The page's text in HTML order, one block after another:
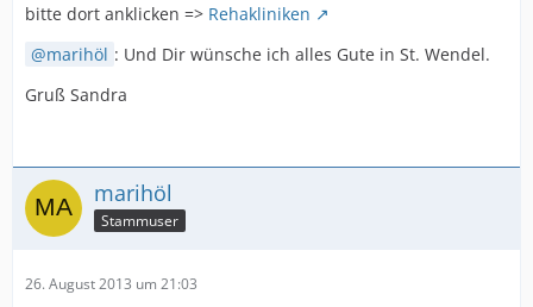
bitte dort anklicken => Rehakliniken
marihöl : Und Dir wünsche ich alles Gute in St. Wendel.
Gruß Sandra
marihöl
Stammuser
26. August 2013 um 21:03